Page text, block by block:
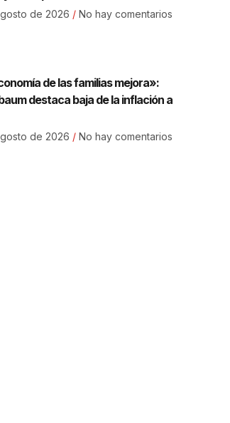
de 2026 No hay comentarios
de las familias mejora»:
destaca baja de la inflación a
de 2026 No hay comentarios